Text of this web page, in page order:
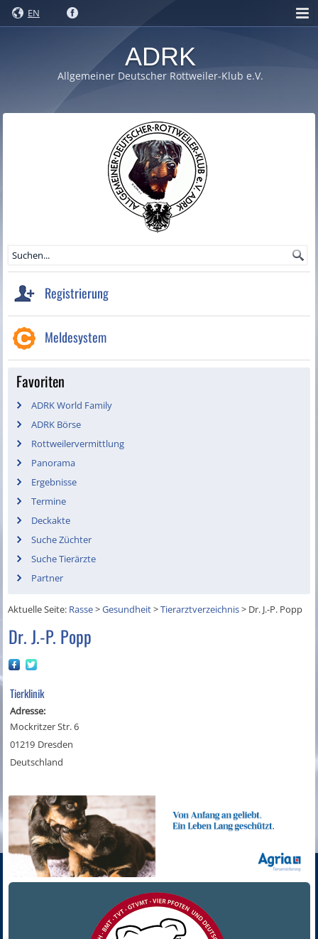
EN
ADRK
Allgemeiner Deutscher Rottweiler-Klub e.V.
Registrierung
Meldesystem
Favoriten
ADRK World Family
ADRK Börse
Rottweilervermittlung
Panorama
Ergebnisse
Termine
Deckakte
Suche Züchter
Suche Tierärzte
Partner
Aktuelle Seite: Rasse>Gesundheit>Tierarztverzeichnis> Dr. J.-P. Popp
Dr. J.-P. Popp
Tierklinik
Adresse:
Mockritzer Str. 6
01219 Dresden
Deutschland